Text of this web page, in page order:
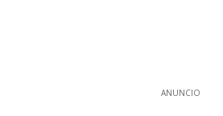
ANUNCIO